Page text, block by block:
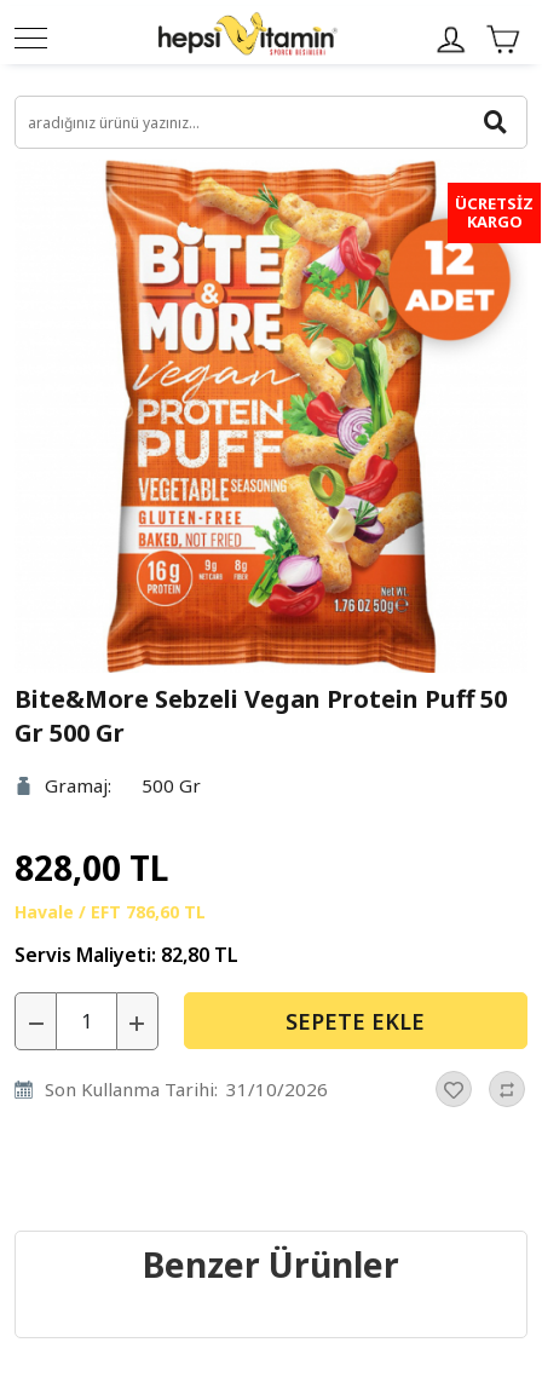
ÜCRETSİZ
KARGO
Bite&More Sebzeli Vegan Protein Puff 50
Gr 500 Gr
Gramaj: 500 Gr
828,00 TL
Havale / EFT 786,60 TL
Servis Maliyeti: 82,80 TL
SEPETE EKLE
Son Kullanma Tarihi: 31/10/2026
Benzer Ürünler